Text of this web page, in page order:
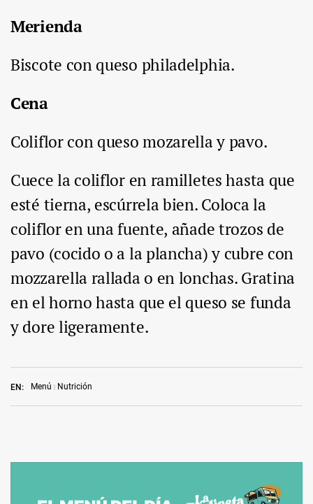
EN: Menú Nutrición
Merienda
Biscote con queso philadelphia.
Cena
Coliflor con queso mozarella y pavo.
Cuece la coliflor en ramilletes hasta que
esté tierna, escúrrela bien. Coloca la
coliflor en una fuente, añade trozos de
pavo (cocido o a la plancha) y cubre con
mozzarella rallada o en lonchas. Gratina
en el horno hasta que el queso se funda
y dore ligeramente.